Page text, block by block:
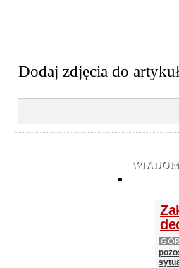
Dodaj zdjęcia do